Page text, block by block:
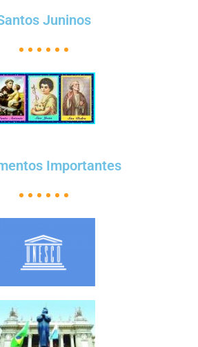
Juninos
Importantes